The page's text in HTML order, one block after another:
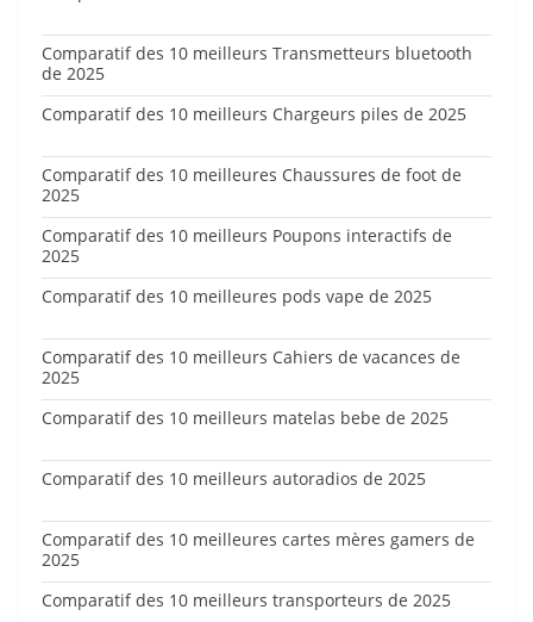
Comparatif des 10 meilleurs Transmetteurs bluetooth
de 2025
Comparatif des 10 meilleurs Chargeurs piles de 2025
Comparatif des 10 meilleures Chaussures de foot de
2025
Comparatif des 10 meilleurs Poupons interactifs de
2025
Comparatif des 10 meilleures pods vape de 2025
Comparatif des 10 meilleurs Cahiers de vacances de
2025
Comparatif des 10 meilleurs matelas bebe de 2025
Comparatif des 10 meilleurs autoradios de 2025
Comparatif des 10 meilleures cartes mères gamers de
2025
Comparatif des 10 meilleurs transporteurs de 2025